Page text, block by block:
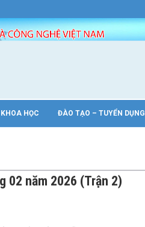
wp-config.phpon line89
HỌC ĐÀO TẠO – TUYỂN DỤNG
02 năm 2026 (Trận 2)